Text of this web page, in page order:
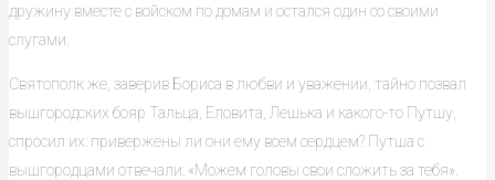
дружину вместе с войском по домам и остался один со своими
слугами.
Святополк же, заверив Бориса в любви и уважении, тайно позвал
вышгородских бояр Тальца, Еловита, Лешька и какого-то Путшу,
спросил их: привержены ли они ему всем сердцем? Путша с
вышгородцами отвечали: «Можем головы свои сложить за тебя».